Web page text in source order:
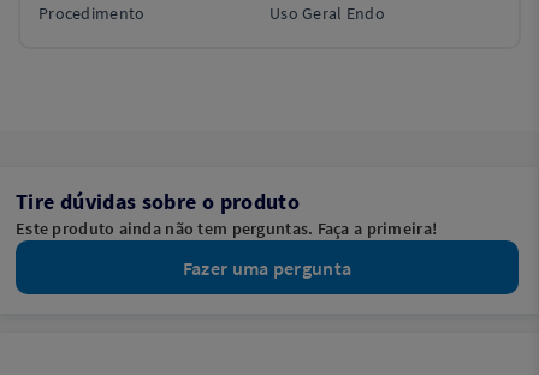
Procedimento Uso Geral Endo
Tire dúvidas sobre o produto
Este produto ainda não tem perguntas. Faça a primeira!
Fazer uma pergunta